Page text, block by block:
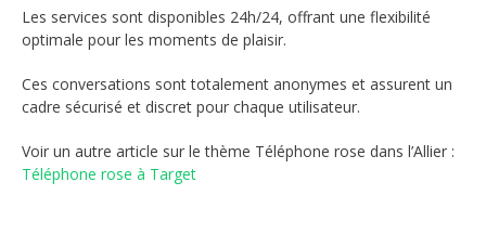
Les services sont disponibles 24h/24, offrant une flexibilité
optimale pour les moments de plaisir.
Ces conversations sont totalement anonymes et assurent un
cadre sécurisé et discret pour chaque utilisateur.
Voir un autre article sur le thème Téléphone rose dans l’Allier :
Téléphone rose à Target